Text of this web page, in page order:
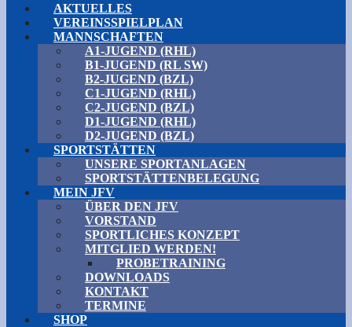
AKTUELLES
VEREINSSPIELPLAN
MANNSCHAFTEN
A1-JUGEND (RHL)
B1-JUGEND (RL SW)
B2-JUGEND (BZL)
C1-JUGEND (RHL)
C2-JUGEND (BZL)
D1-JUGEND (RHL)
D2-JUGEND (BZL)
SPORTSTÄTTEN
UNSERE SPORTANLAGEN
SPORTSTÄTTENBELEGUNG
MEIN JFV
ÜBER DEN JFV
VORSTAND
SPORTLICHES KONZEPT
MITGLIED WERDEN!
PROBETRAINING
DOWNLOADS
KONTAKT
TERMINE
SHOP